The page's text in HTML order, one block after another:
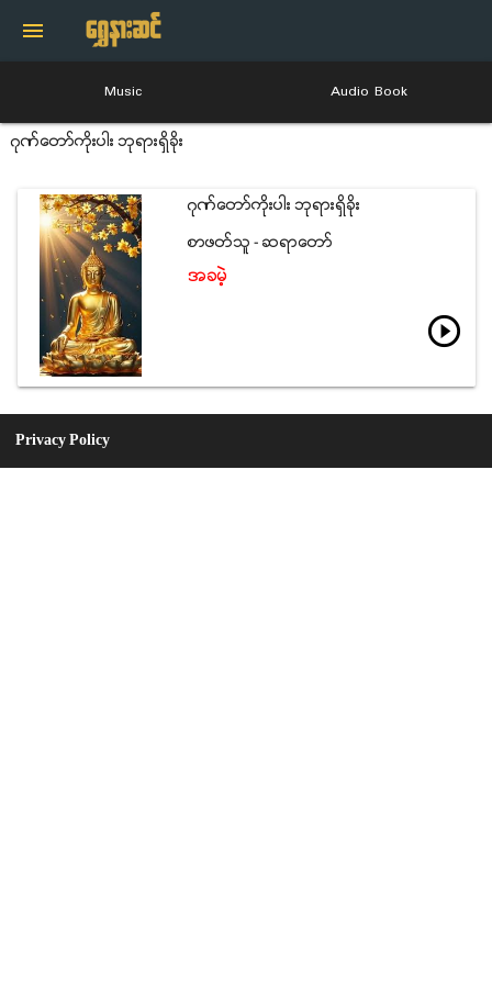
menu
Music Audio Book
ဂုဏ္ေတာ္ကိုးပါး ဘုရားရွိခိုး
ဂုဏ္ေတာ္ကိုးပါး ဘုရားရွိခိုး
စာဖတ္သူ - ဆရာေတာ္
အခမဲ့
play_circle_outline
Privacy Policy